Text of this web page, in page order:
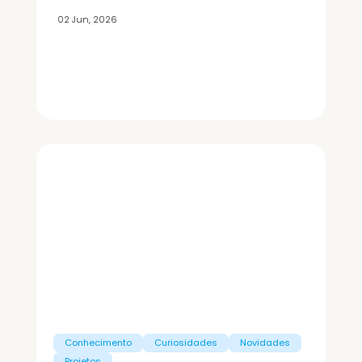
02 Jun, 2026
Conhecimento Curiosidades
Novidades